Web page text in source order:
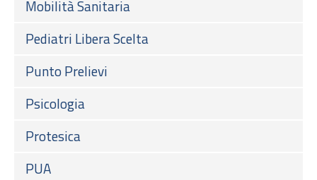
Mobilità Sanitaria
Pediatri Libera Scelta
Punto Prelievi
Psicologia
Protesica
PUA